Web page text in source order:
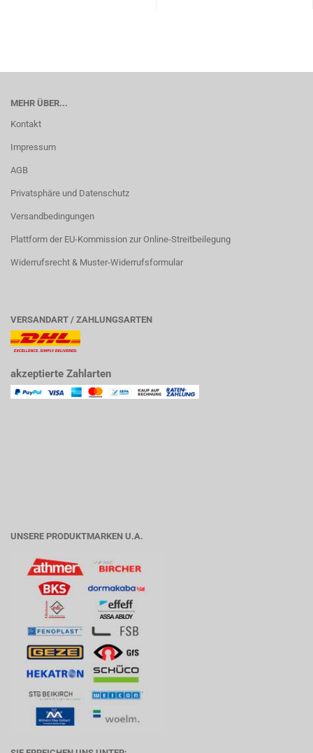
MEHR ÜBER...
Kontakt
Impressum
AGB
Privatsphäre und Datenschutz
Versandbedingungen
Plattform der EU-Kommission zur Online-Streitbeilegung
Widerrufsrecht & Muster-Widerrufsformular
VERSANDART / ZAHLUNGSARTEN
akzeptierte Zahlarten
UNSERE PRODUKTMARKEN U.A.